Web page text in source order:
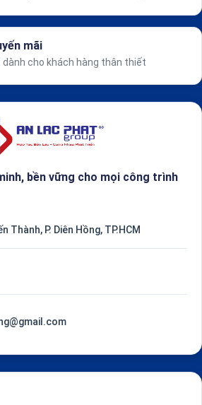
mãi
cho khách hàng thân thiết
bền vững cho mọi công trình
Thành, P. Diên Hồng, TP.HCM